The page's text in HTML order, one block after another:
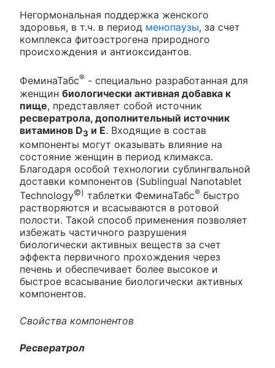
Негормональная поддержка женского
здоровья, в т.ч. в период менопаузы, за счет
комплекса фитоэстрогена природного
происхождения и антиоксидантов.
ФеминаТабс® - специально разработанная для
женщин биологически активная добавка к
пище, представляет собой источник
ресвератрола, дополнительный источник
витаминов D3 и Е. Входящие в состав
компоненты могут оказывать влияние на
состояние женщин в период климакса.
Благодаря особой технологии сублингвальной
доставки компонентов (Sublingual Nanotablet
Technology©) таблетки ФеминаТабс® быстро
растворяются и всасываются в ротовой
полости. Такой способ применения позволяет
избежать частичного разрушения
биологически активных веществ за счет
эффекта первичного прохождения через
печень и обеспечивает более высокое и
быстрое всасывание биологически активных
компонентов.
Свойства компонентов
Ресвератрол